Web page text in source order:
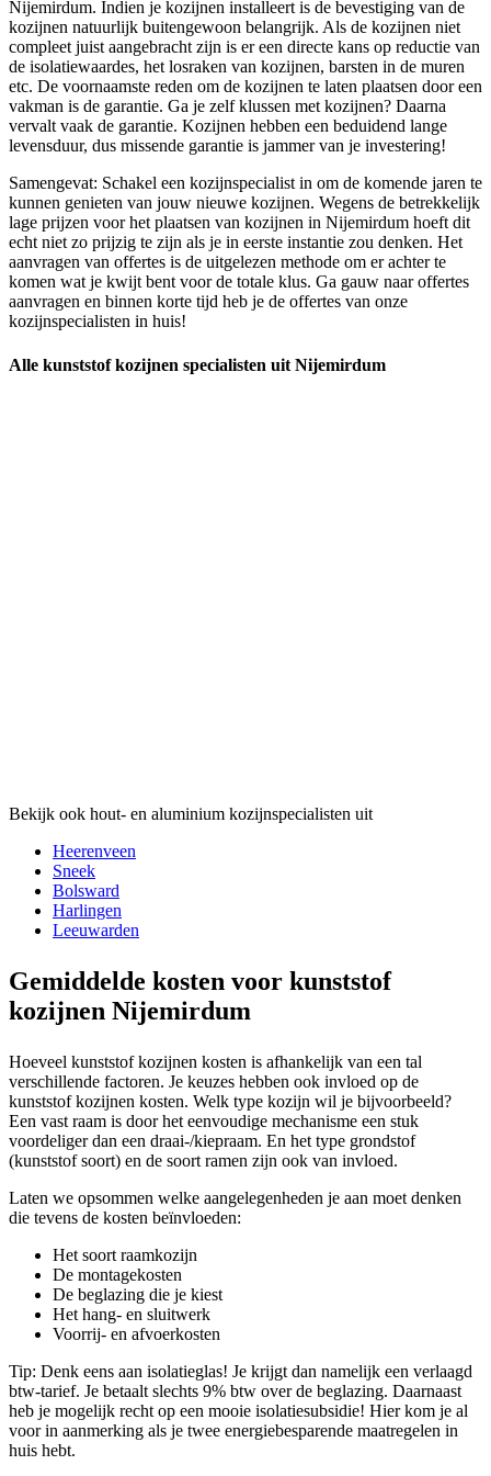
Nijemirdum. Indien je kozijnen installeert is de bevestiging van de
kozijnen natuurlijk buitengewoon belangrijk. Als de kozijnen niet
compleet juist aangebracht zijn is er een directe kans op reductie van
de isolatiewaardes, het losraken van kozijnen, barsten in de muren
etc. De voornaamste reden om de kozijnen te laten plaatsen door een
vakman is de garantie. Ga je zelf klussen met kozijnen? Daarna
vervalt vaak de garantie. Kozijnen hebben een beduidend lange
levensduur, dus missende garantie is jammer van je investering!
Samengevat: Schakel een kozijnspecialist in om de komende jaren te
kunnen genieten van jouw nieuwe kozijnen. Wegens de betrekkelijk
lage prijzen voor het plaatsen van kozijnen in Nijemirdum hoeft dit
echt niet zo prijzig te zijn als je in eerste instantie zou denken. Het
aanvragen van offertes is de uitgelezen methode om er achter te
komen wat je kwijt bent voor de totale klus. Ga gauw naar offertes
aanvragen en binnen korte tijd heb je de offertes van onze
kozijnspecialisten in huis!
Alle kunststof kozijnen specialisten uit Nijemirdum
Bekijk ook hout- en aluminium kozijnspecialisten uit
Heerenveen
Sneek
Bolsward
Harlingen
Leeuwarden
Gemiddelde kosten voor kunststof
kozijnen Nijemirdum
Hoeveel kunststof kozijnen kosten is afhankelijk van een tal
verschillende factoren. Je keuzes hebben ook invloed op de
kunststof kozijnen kosten. Welk type kozijn wil je bijvoorbeeld?
Een vast raam is door het eenvoudige mechanisme een stuk
voordeliger dan een draai-/kiepraam. En het type grondstof
(kunststof soort) en de soort ramen zijn ook van invloed.
Laten we opsommen welke aangelegenheden je aan moet denken
die tevens de kosten beïnvloeden:
Het soort raamkozijn
De montagekosten
De beglazing die je kiest
Het hang- en sluitwerk
Voorrij- en afvoerkosten
Tip: Denk eens aan isolatieglas! Je krijgt dan namelijk een verlaagd
btw-tarief. Je betaalt slechts 9% btw over de beglazing. Daarnaast
heb je mogelijk recht op een mooie isolatiesubsidie! Hier kom je al
voor in aanmerking als je twee energiebesparende maatregelen in
huis hebt.